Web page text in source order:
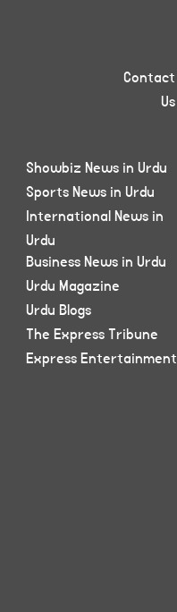
Contact
Us
Showbiz News in Urdu
Sports News in Urdu
International News in
Urdu
Business News in Urdu
Urdu Magazine
Urdu Blogs
The Express Tribune
Express Entertainment